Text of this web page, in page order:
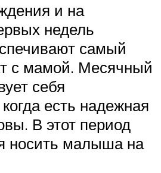
и на
недель
самый
с мамой. Месячный
себя
есть надежная
В этот период
носить малыша на